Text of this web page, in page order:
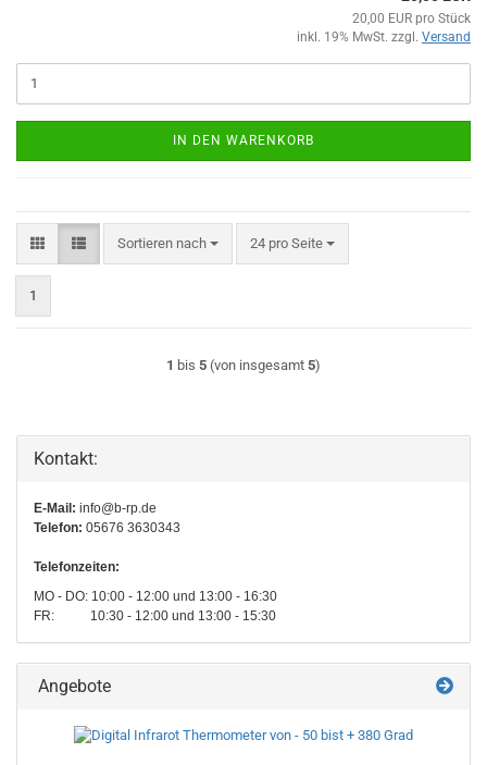
20,00 EUR pro Stück
inkl. 19% MwSt. zzgl. Versand
IN DEN WARENKORB
Sortieren nach
Sortieren nach 24 pro Seite
pro Seite
1
1 bis 5 (von insgesamt 5)
Kontakt:
E-Mail: info@b-rp.de
Telefon: 05676 3630343
Telefonzeiten:
MO - DO: 10:00 - 12:00 und 13:00 - 16:30
FR: 10:30 - 12:00 und 13:00 - 15:30
Angebote